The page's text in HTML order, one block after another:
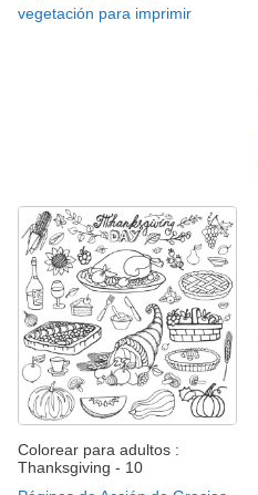
vegetación para imprimir
Colorear para adultos :
Thanksgiving - 10